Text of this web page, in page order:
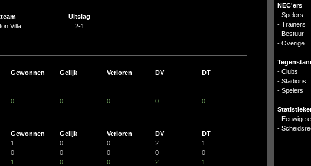
Uitslag
Villa 2-1
Gewonnen Gelijk Verloren DV
DT
0 0 0 0 0
Gewonnen Gelijk Verloren DV
DT
1 0 0 2
1
0 0 0 0
0
1 0 0 2 1
NEC'ers
- Spelers
- Trainers
- Bestuur
- Overige
- Clubs
- Stadions
- Spelers
- Eeuwige
-